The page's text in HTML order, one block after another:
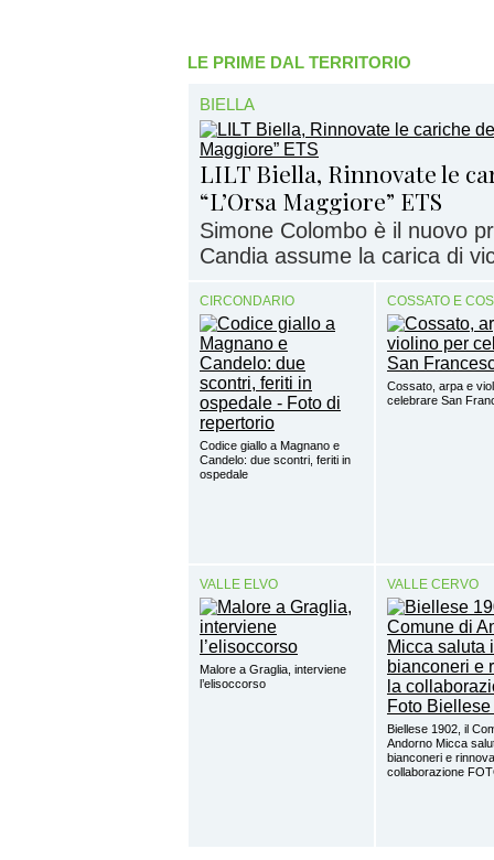
LE PRIME DAL TERRITORIO
BIELLA
LILT Biella, Rinnovate le
“L’Orsa Maggiore” ETS
Simone Colombo è il nuovo
Candia assume la carica di
CIRCONDARIO
Codice giallo a Magnano e
Candelo: due scontri, feriti in
ospedale
COSSATO E
Cossato, arpa e
celebrare San
VALLE ELVO
Malore a Graglia, interviene
l’elisoccorso
VALLE CERVO
Biellese 1902, il
Andorno Micca
bianconeri e
collaborazione